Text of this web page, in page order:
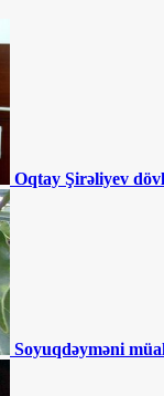
Oqtay Şirəliyev
Soyuqdəyməni